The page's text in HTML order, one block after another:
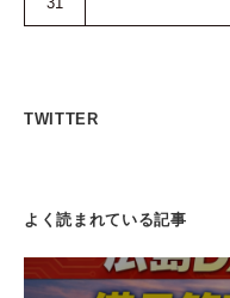
TWITTER
よく読まれている記事